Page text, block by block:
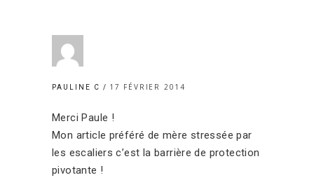
PAULINE C 17 FÉVRIER 2014
Merci Paule !
Mon article préféré de mère stressée par
les escaliers c’est la barrière de protection
pivotante !